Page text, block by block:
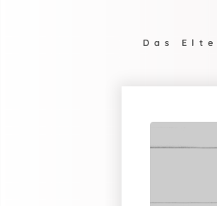
Das